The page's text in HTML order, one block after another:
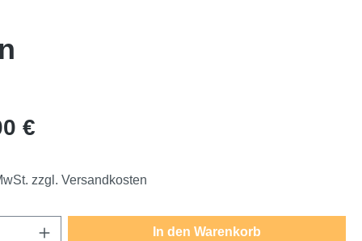
€
zzgl. Versandkosten
Anzahl: Gib den gewünschten Wert ein
In den Warenkorb